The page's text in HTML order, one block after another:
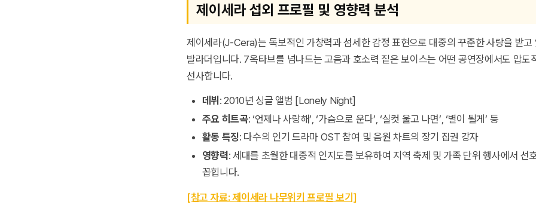
제이세라 섭외 프로필 및 영향력 분석
제이세라(J-Cera)는 독보적인 가창력과 섬세한 감정 표현으로 대중의 꾸준한 사랑을 받고
발라더입니다. 7옥타브를 넘나드는 고음과 호소력 짙은 보이스는 어떤 공연장에서도 압도
선사합니다.
데뷔 : 2010년 싱글 앨범 [Lonely Night]
주요 히트곡: ‘언제나 사랑해’, ‘가슴으로 운다’, ‘실컷 울고 나면’, ‘별이 될게’ 등
활동 특징: 다수의 인기 드라마 OST 참여 및 음원 차트의 장기 집권 강자
영향력: 세대를 초월한 대중적 인지도를 보유하여 지역 축제 및 가족 단위 행사에서 선
꼽힙니다.
[참고 자료: 제이세라 나무위키 프로필 보기]